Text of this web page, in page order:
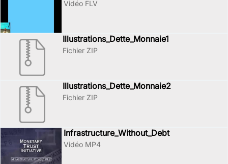
Vidéo FLV
Illustrations_Dette_Monnaie1
Fichier ZIP
Illustrations_Dette_Monnaie2
Fichier ZIP
Infrastructure_Without_Debt
Vidéo MP4